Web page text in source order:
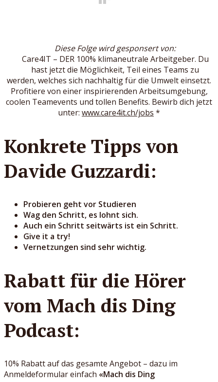
Diese Folge wird gesponsert von:
Care4IT – DER 100% klimaneutrale Arbeitgeber. Du
hast jetzt die Möglichkeit, Teil eines Teams zu
werden, welches sich nachhaltig für die Umwelt einsetzt.
Profitiere von einer inspirierenden Arbeitsumgebung,
coolen Teamevents und tollen Benefits. Bewirb dich jetzt
unter: www.care4it.ch/jobs *
Konkrete Tipps von
Davide Guzzardi:
Probieren geht vor Studieren
Wag den Schritt, es lohnt sich.
Auch ein Schritt seitwärts ist ein Schritt.
Give it a try!
Vernetzungen sind sehr wichtig.
Rabatt für die Hörer
vom Mach dis Ding
Podcast:
10% Rabatt auf das gesamte Angebot – dazu im
Anmeldeformular einfach «Mach dis Ding